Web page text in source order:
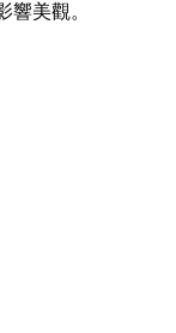
響美觀。